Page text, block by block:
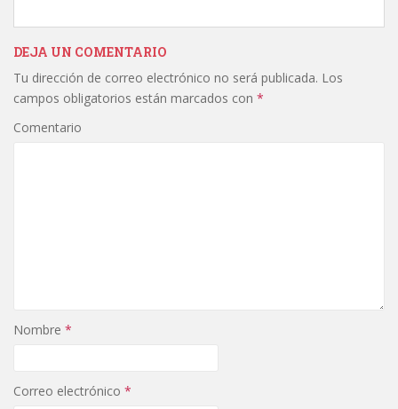
DEJA UN COMENTARIO
Tu dirección de correo electrónico no será publicada. Los
campos obligatorios están marcados con *
Comentario
Nombre *
Correo electrónico *